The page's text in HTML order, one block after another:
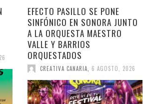
EFECTO PASILLO SE PONE
SINFÓNICO EN SONORA JUNTO
A LA ORQUESTA MAESTRO
VALLE Y BARRIOS
ORQUESTADOS
CREATIVA CANARIA 6 AGOSTO, 2026